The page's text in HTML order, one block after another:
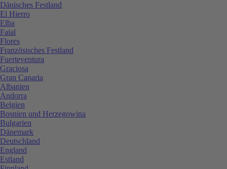
Dänisches Festland
El Hierro
Elba
Faial
Flores
Französisches Festland
Fuerteventura
Graciosa
Gran Canaria
Albanien
Andorra
Belgien
Bosnien und Herzegowina
Bulgarien
Dänemark
Deutschland
England
Estland